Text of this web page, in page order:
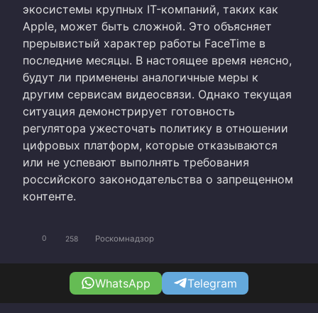
экосистемы крупных IT-компаний, таких как
Apple, может быть сложной. Это объясняет
прерывистый характер работы FaceTime в
последние месяцы. В настоящее время неясно,
будут ли применены аналогичные меры к
другим сервисам видеосвязи. Однако текущая
ситуация демонстрирует готовность
регулятора ужесточать политику в отношении
цифровых платформ, которые отказываются
или не успевают выполнять требования
российского законодательства о запрещенном
контенте.
0 258 Роскомнадзор
WhatsApp Telegram